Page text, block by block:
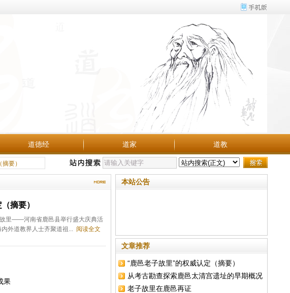
道德经 道家 道教
）
摘要）
里——河南省鹿邑县举行盛大庆典活
外道教界人士齐聚道祖...阅读全文
果
本站公告
文章推荐
“鹿邑老子故里”的权威认定（摘要）
从考古勘查探索鹿邑太清宫遗址的早期概况
老子故里在鹿邑再证